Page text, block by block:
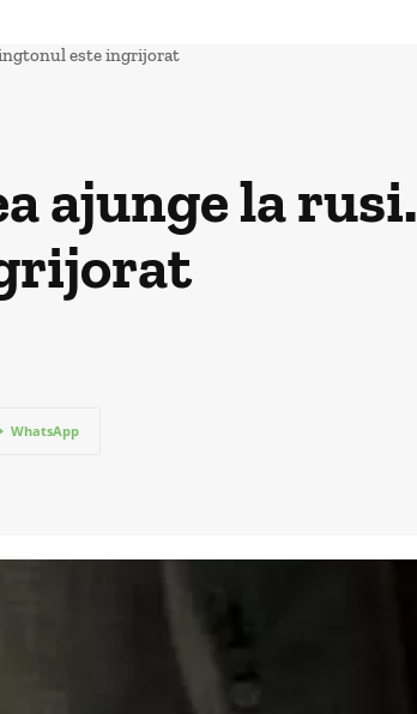
este ingrijorat
ajunge la rusi.
WhatsApp